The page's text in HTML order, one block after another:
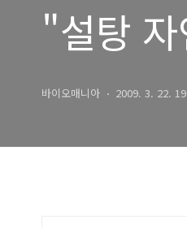
"설탕
바이오매니아 2009. 3. 22.